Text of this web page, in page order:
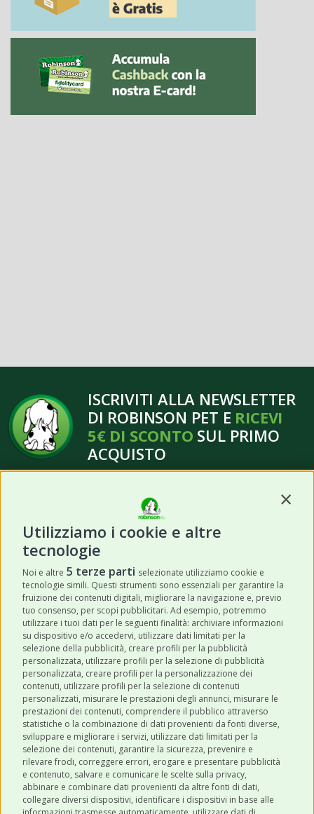
Utilizziamo i cookie e altre
tecnologie
Noi e altre 5 terze parti selezionate utilizziamo cookie e
tecnologie simili. Questi strumenti sono essenziali per garantire la
fruizione dei contenuti digitali, migliorare la navigazione e, previo
tuo consenso, per scopi pubblicitari. Ad esempio, potremmo
utilizzare i tuoi dati per le seguenti finalità: archiviare informazioni
su dispositivo e/o accedervi, utilizzare dati limitati per la
selezione della pubblicità, creare profili per la pubblicità
personalizzata, utilizzare profili per la selezione di pubblicità
personalizzata, creare profili per la personalizzazione dei
contenuti, utilizzare profili per la selezione di contenuti
personalizzati, misurare le prestazioni degli annunci, misurare le
prestazioni dei contenuti, comprendere il pubblico attraverso
statistiche o la combinazione di dati provenienti da fonti diverse,
sviluppare e migliorare i servizi, utilizzare dati limitati per la
selezione dei contenuti, garantire la sicurezza, prevenire e
rilevare frodi, correggere errori, erogare e presentare pubblicità
e contenuto, salvare e comunicare le scelte sulla privacy,
abbinare e combinare dati provenienti da altre fonti di dati,
collegare diversi dispositivi, identificare i dispositivi in base alle
ISCRIVITI ALLA NEWSLETTER
DI ROBINSON PET E RICEVI
5€ DI SCONTO SUL PRIMO
ACQUISTO
Acconsento a ricevere newsletter,
aggiornamenti e offerte promozionali da
Robinson Pet Shop tramite email.*
ULTIMI POST
CATEGORIE
SHOP ONLINE